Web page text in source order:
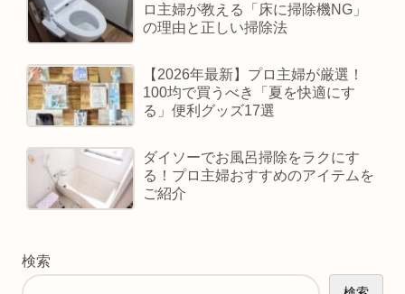
ロ主婦が教える「床に掃除機NG」
の理由と正しい掃除法
【2026年最新】プロ主婦が厳選！
100均で買うべき「夏を快適にす
る」便利グッズ17選
ダイソーでお風呂掃除をラクにす
る！プロ主婦おすすめのアイテムを
ご紹介
検索